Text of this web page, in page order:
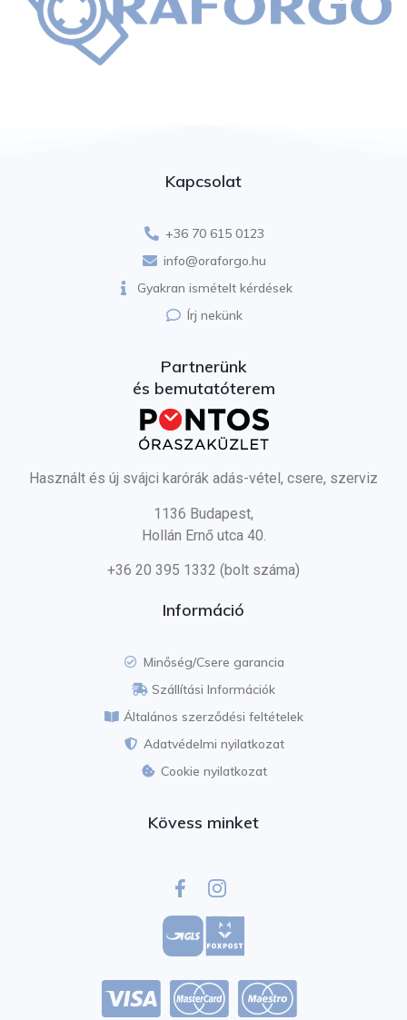
Kapcsolat
+36 70 615 0123
info@oraforgo.hu
Gyakran ismételt kérdések
Írj nekünk
Partnerünk
és bemutatóterem
Használt és új svájci karórák adás-vétel, csere, szerviz
1136 Budapest,
Hollán Ernő utca 40.
+36 20 395 1332 (bolt száma)
Információ
Minőség/Csere garancia
Szállítási Információk
Általános szerződési feltételek​
Adatvédelmi nyilatkozat​
Cookie nyilatkozat​
Kövess minket